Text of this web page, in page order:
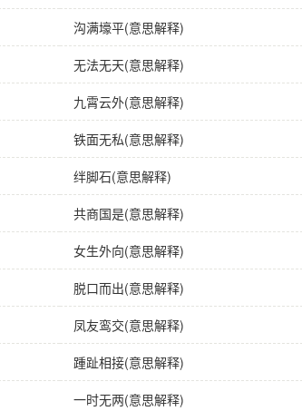
沟满壕平(意思解释)
无法无天(意思解释)
九霄云外(意思解释)
铁面无私(意思解释)
绊脚石(意思解释)
共商国是(意思解释)
女生外向(意思解释)
脱口而出(意思解释)
凤友鸾交(意思解释)
踵趾相接(意思解释)
一时无两(意思解释)